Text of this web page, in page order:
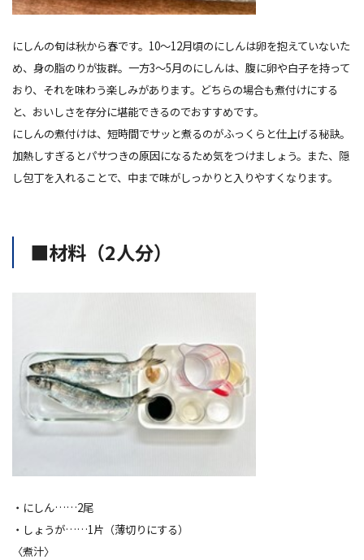
にしんの旬は秋から春です。10〜12月頃のにしんは卵を抱えていないた
め、身の脂のりが抜群。一方3〜5月のにしんは、腹に卵や白子を持って
おり、それを味わう楽しみがあります。どちらの場合も煮付けにする
と、おいしさを存分に堪能できるのでおすすめです。
にしんの煮付けは、短時間でサッと煮るのがふっくらと仕上げる秘訣。
加熱しすぎるとパサつきの原因になるため気をつけましょう。また、隠
し包丁を入れることで、中まで味がしっかりと入りやすくなります。
■材料（2人分）
・にしん……2尾
・しょうが……1片（薄切りにする）
〈煮汁〉